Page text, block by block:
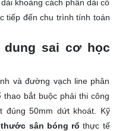
khoảng cách phân dải cố
tiếp đến chu trình tính toán
dung sai cơ học
và đường vạch line phân
bắt buộc phải thi công
đúng 50mm dứt khoát. Kỹ
sân bóng rổ thực tế